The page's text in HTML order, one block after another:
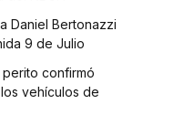
Daniel Bertonazzi
9 de Julio
perito confirmó
vehículos de